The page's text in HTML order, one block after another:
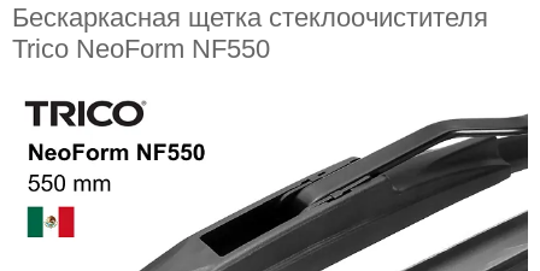
Бескаркасная щетка стеклоочистителя
Trico NeoForm NF550